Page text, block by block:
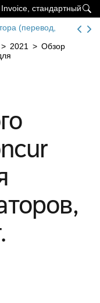

стандартный
(перевод,
> 2021 > Обзор